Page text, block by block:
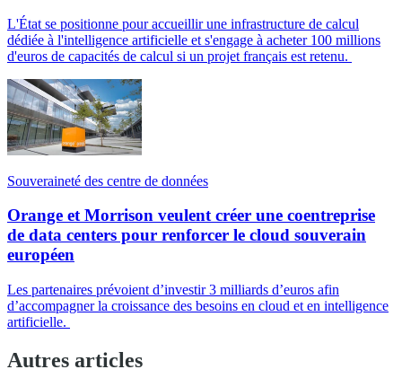
L'État se positionne pour accueillir une infrastructure de calcul
dédiée à l'intelligence artificielle et s'engage à acheter 100 millions
d'euros de capacités de calcul si un projet français est retenu.
Souveraineté des centre de données
Orange et Morrison veulent créer une coentreprise
de data centers pour renforcer le cloud souverain
européen
Les partenaires prévoient d’investir 3 milliards d’euros afin
d’accompagner la croissance des besoins en cloud et en intelligence
artificielle.
Autres articles